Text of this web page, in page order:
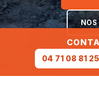
NOS
04 71 08 81 25